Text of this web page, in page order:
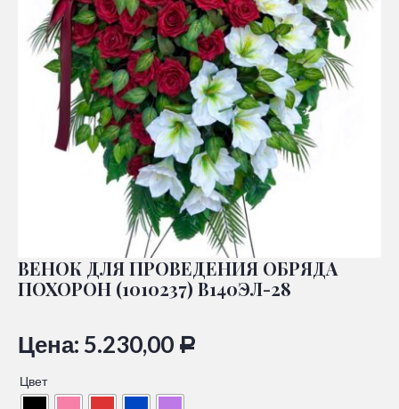
ВЕНОК ДЛЯ ПРОВЕДЕНИЯ ОБРЯДА
ПОХОРОН (1010237) В140ЭЛ-28
Цена: 5.230,00 Р
Цвет